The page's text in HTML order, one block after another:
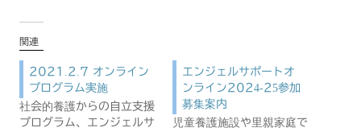
関連
2021.2.7 オンライン
プログラム実施
社会的養護からの自立支援
プログラム、エンジェルサ
エンジェルサポートオ
ンライン2024-25参加
募集案内
児童養護施設や里親家庭で